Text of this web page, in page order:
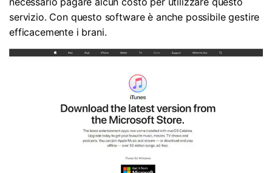
servizio. Con questo software è anche possibile gestire
efficacemente i brani.